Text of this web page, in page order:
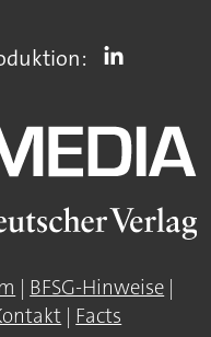
| BFSG-Hinweise |
| Facts